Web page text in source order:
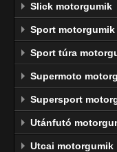
Slick motorgumik
Sport motorgumik
Sport túra
Supermoto
Supersport
Utánfutó
Utcai motorgumik